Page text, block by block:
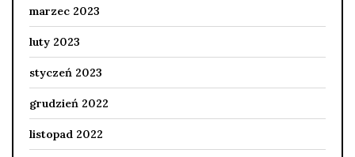
marzec 2023
luty 2023
styczeń 2023
grudzień 2022
listopad 2022